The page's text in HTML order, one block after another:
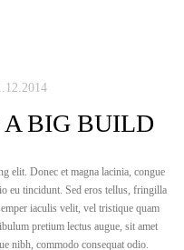
A BIG BUILD
elit. Donec et magna lacinia, congue
eu tincidunt. Sed eros tellus, fringilla
iaculis velit, vel tristique quam
pretium lectus augue, sit amet
nibh, commodo consequat odio.